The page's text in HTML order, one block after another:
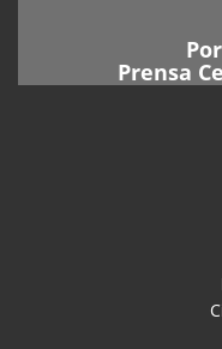
Por
Prensa